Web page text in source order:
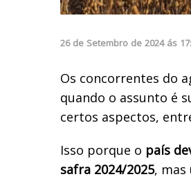
26 de Setembro de 2024 ás
Os concorrentes do
quando o assunto é
certos aspectos,
Isso porque o país
safra 2024/2025, mas